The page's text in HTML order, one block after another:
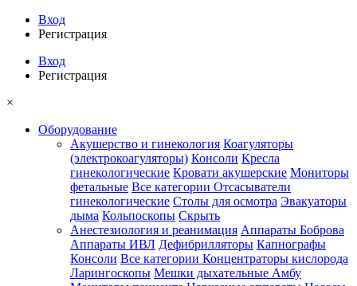
Вход
Регистрация
Вход
Регистрация
×
Оборудование
Акушерство и гинекология Коагуляторы
(электрокоагуляторы) Консоли Кресла
гинекологические Кровати акушерские Мониторы
фетальные Все категории Отсасыватели
гинекологические Столы для осмотра Эвакуаторы
дыма Кольпоскопы Скрыть
Анестезиология и реанимация Аппараты Боброва
Аппараты ИВЛ Дефибрилляторы Капнографы
Консоли Все категории Концентраторы кислорода
Ларингоскопы Мешки дыхательные Амбу